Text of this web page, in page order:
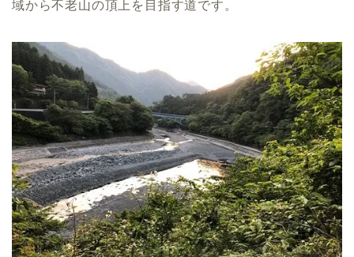
域から不老山の頂上を目指す道です。